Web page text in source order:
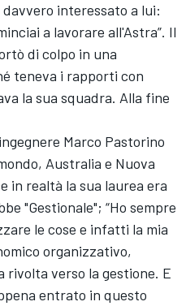
interessato a lui:
a lavorare all'Astra”. Il
di colpo in una
teneva i rapporti con
la sua squadra. Alla fine
Marco Pastorino
Australia e Nuova
in realtà la sua laurea era
"Gestionale"; “Ho sempre
le cose e infatti la mia
organizzativo,
rivolta verso la gestione. E
entrato in questo